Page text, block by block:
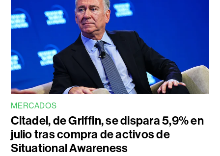
MERCADOS
Citadel, de Griffin, se dispara 5,9% en
julio tras compra de activos de
Situational Awareness